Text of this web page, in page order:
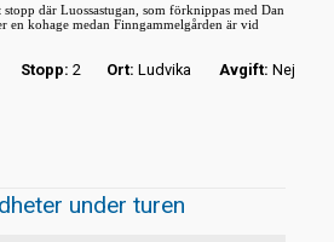
stopp där Luossastugan, som förknippas med Dan
en kohage medan Finngammelgården är vid
Stopp: 2 Ort: Ludvika Avgift: Nej
under turen